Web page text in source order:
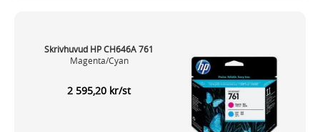
Skrivhuvud HP CH646A 761
Magenta/Cyan
2 595,20 kr/st